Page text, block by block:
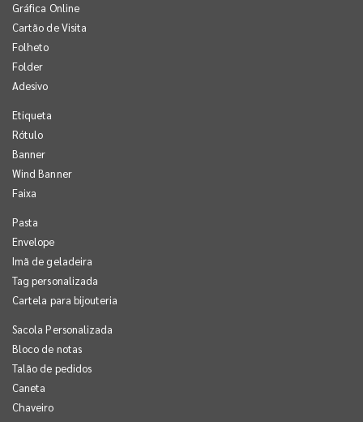
Gráfica Online
Cartão de Visita
Folheto
Folder
Adesivo
Etiqueta
Rótulo
Banner
Wind Banner
Faixa
Pasta
Envelope
Imã de geladeira
Tag personalizada
Cartela para bijouteria
Sacola Personalizada
Bloco de notas
Talão de pedidos
Caneta
Chaveiro